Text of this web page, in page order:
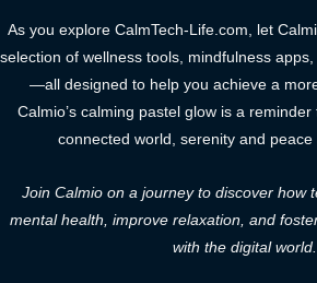
As you explore CalmTech-Life.com, let
selection of wellness tools, mindfulness
—all designed to help you achieve a
Calmio’s calming pastel glow is a
connected world, serenity and peace
Join Calmio on a journey to discover how
mental health, improve relaxation, and
with the digital world.